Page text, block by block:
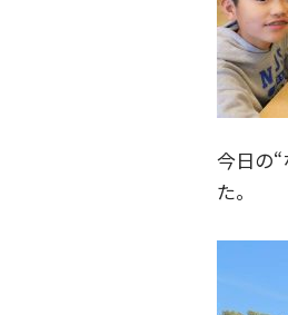
今日の
た。